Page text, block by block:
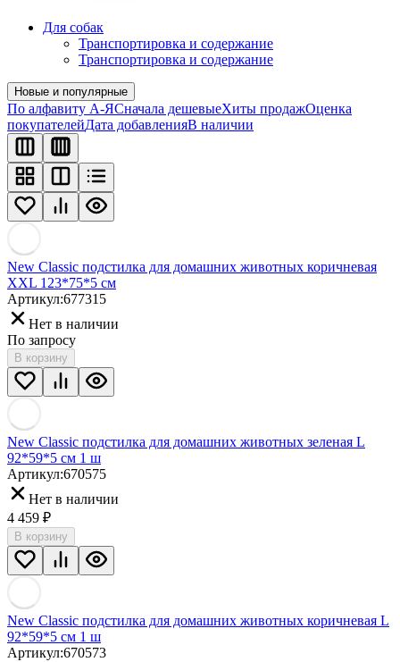
Для собак
Транспортировка и содержание
Транспортировка и содержание
Новые и популярные
По алфавиту А-ЯСначала дешевыеХиты продажОценка
покупателейДата добавленияВ наличии
New Classic подстилка для домашних животных коричневая
XXL 123*75*5 см
Артикул:677315
Нет в наличии
По запросу
В корзину
New Classic подстилка для домашних животных зеленая L
92*59*5 см 1 ш
Артикул:670575
Нет в наличии
4 459 ₽
В корзину
New Classic подстилка для домашних животных коричневая L
92*59*5 см 1 ш
Артикул:670573